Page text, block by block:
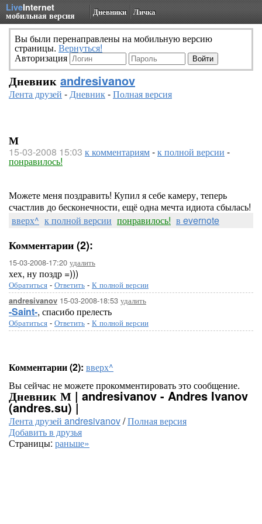
LiveInternet
мобильная версия Дневники Личка
Вы были перенаправлены на мобильную версию
страницы. Вернуться!
Авторизация
Дневник andresivanov
Лента друзей -Дневник-Полная версия
М
15-03-2008 15:03 к комментариям-к полной версии -
понравилось!
Можете меня поздравить! Купил я себе камеру, теперь
счастлив до бесконечности, ещё одна мечта идиота сбылась!
вверх^ к полной версии понравилось! в evernote
Комментарии (2):
15-03-2008-17:20 удалить
хех, ну поздр =)))
Обратиться - Ответить - К полной версии
andresivanov 15-03-2008-18:53 удалить
-Saint-, спасибо прелесть
Обратиться - Ответить - К полной версии
Комментарии (2): вверх^
Вы сейчас не можете прокомментировать это сообщение.
Дневник М | andresivanov - Andres Ivanov
(andres.su) |
Лента друзей andresivanov/Полная версия
Добавить в друзья
Страницы: раньше»